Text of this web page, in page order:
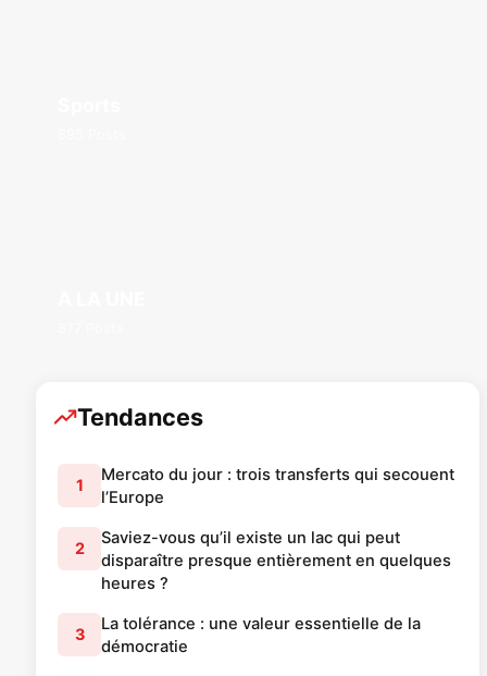
Tendances
1
Mercato du jour : trois transferts qui secouent
l’Europe
2
Saviez-vous qu’il existe un lac qui peut
disparaître presque entièrement en quelques
heures ?
3
La tolérance : une valeur essentielle de la
démocratie